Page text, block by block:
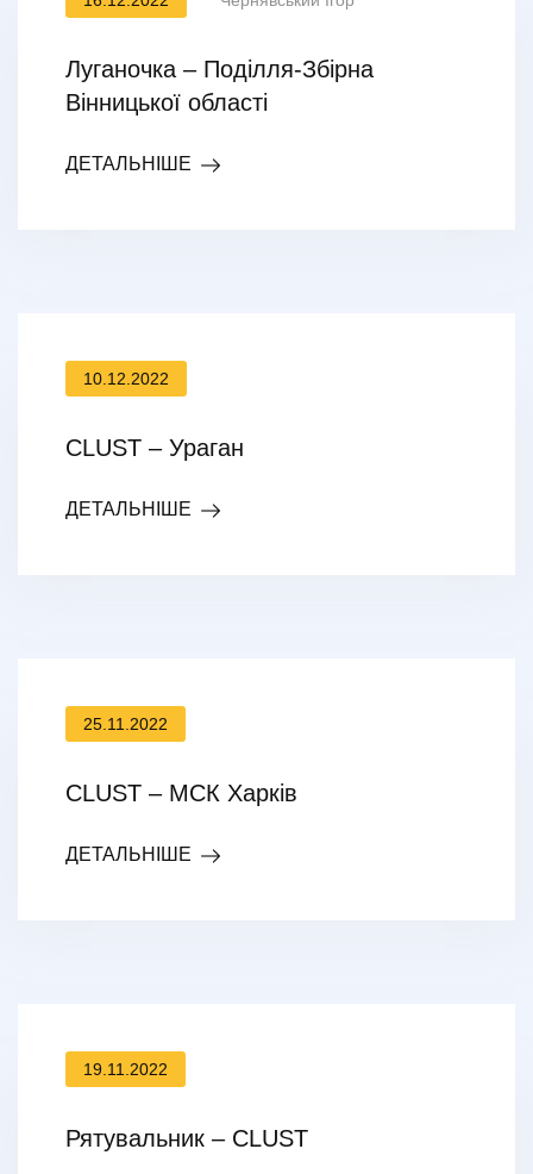
Луганочка – Поділля-Збірна
Вінницької області
ДЕТАЛЬНІШЕ
10.12.2022
CLUST – Ураган
ДЕТАЛЬНІШЕ
25.11.2022
CLUST – МСК Харків
ДЕТАЛЬНІШЕ
19.11.2022
Рятувальник – CLUST